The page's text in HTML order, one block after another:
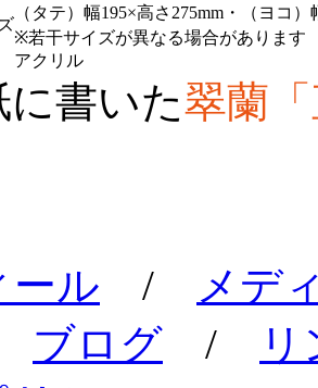
（タテ）幅195×高さ275mm・（ヨコ
※若干サイズが異なる場合があります
アクリル
に書いた翠蘭
ール /
メデ
ブログ /